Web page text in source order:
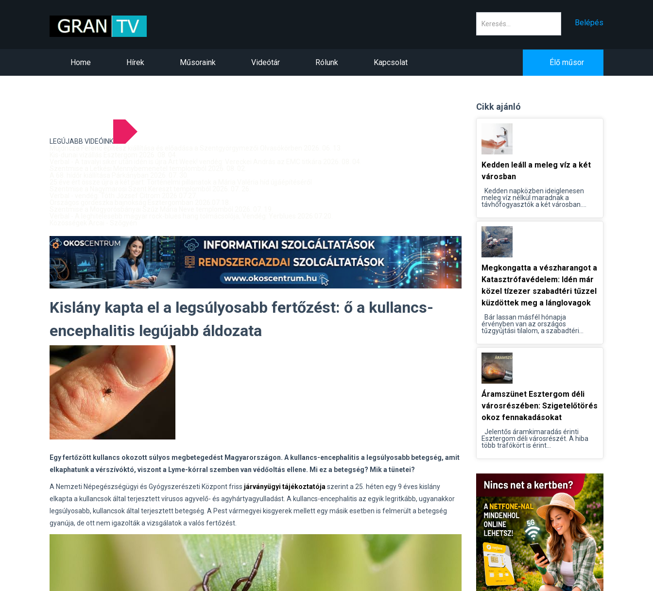
Belépés
Home Hírek Műsoraink Videótár Rólunk Kapcsolat Élő műsor
LEGÚJABB VIDEÓINK
Kislány kapta el a legsúlyosabb fertőzést: ő a kullancs-
encephalitis legújabb áldozata
Egy fertőzött kullancs okozott súlyos megbetegedést Magyarországon. A kullancs-encephalitis a legsúlyosabb betegség, amit
elkaphatunk a vérszívóktó, viszont a Lyme-kórral szemben van védőoltás ellene. Mi ez a betegség? Mik a tünetei?
A Nemzeti Népegészségügyi és Gyógyszerészeti Központ friss járványügyi tájékoztatója szerint a 25. héten egy 9 éves kislány
elkapta a kullancsok által terjesztett vírusos agyvelő- és agyhártyagyulladást. A kullancs-encephalitis az egyik legritkább, ugyanakkor
legsúlyosabb, kullancsok által terjesztett betegség. A Pest vármegyei kisgyerek mellett egy másik esetben is felmerült a betegség
gyanúja, de ott nem igazolták a vizsgálatok a valós fertőzést.
Cikk ajánló
Kedden leáll a meleg víz a két
városban
Kedden napközben ideiglenesen
meleg víz nélkül maradnak a
távhőfogyasztók a két városban....
Megkongatta a vészharangot a
Katasztrófavédelem: Idén már
közel tízezer szabadtéri tűzzel
küzdöttek meg a lánglovagok
Bár lassan másfél hónapja
érvényben van az országos
tűzgyújtási tilalom, a szabadtéri...
Áramszünet Esztergom déli
városrészében: Szigetelőtörés
okoz fennakadásokat
Jelentős áramkimaradás érinti
Esztergom déli városrészét. A hiba
több trafókört is érint...